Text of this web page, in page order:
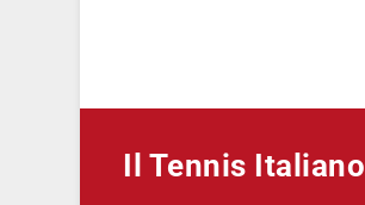
Il Tennis Italiano